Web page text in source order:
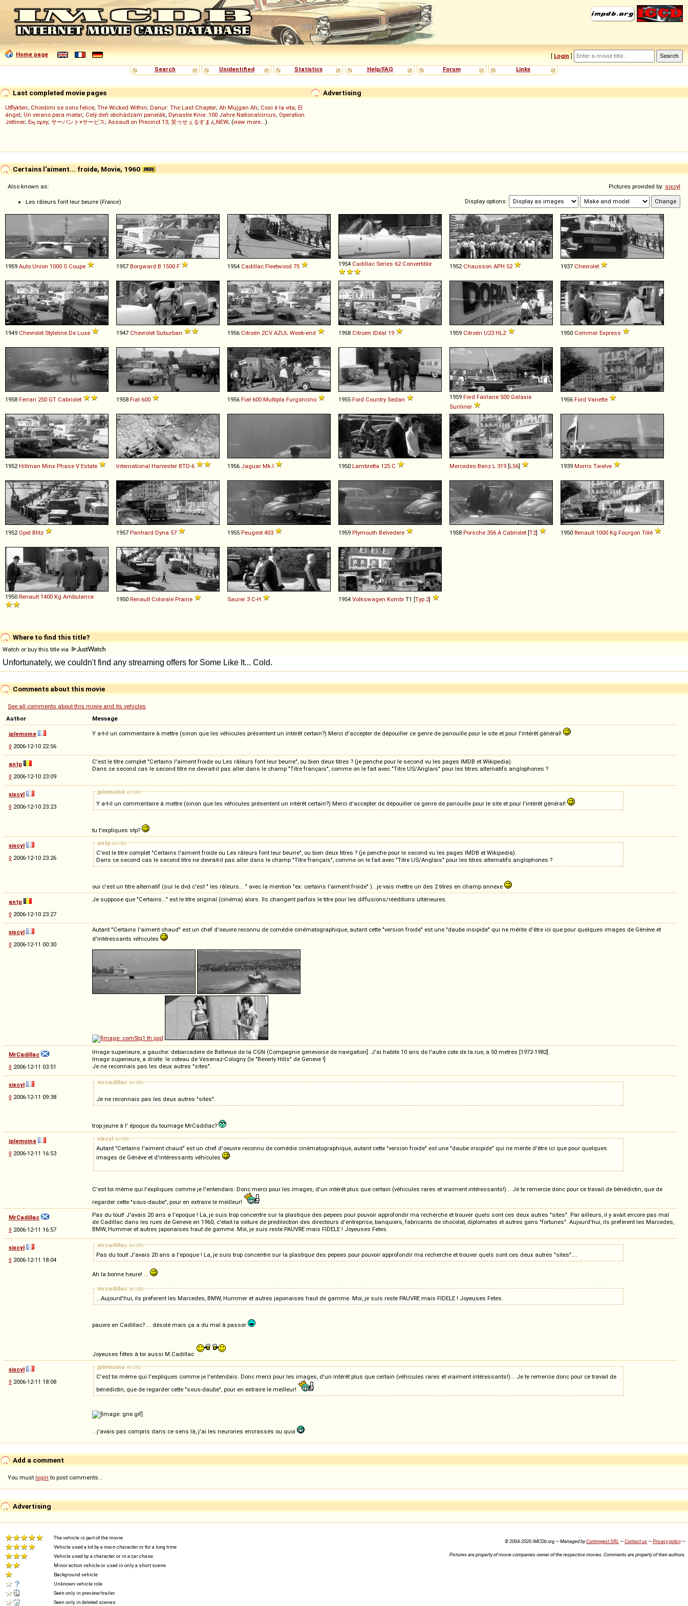
Home page [ Login ]
Search
Unidentified Statistics Help/FAQ Forum Links
Advertising
Last completed movie pages
Utflykten; Chiedimi se sono felice; The Wicked Within; Danur: The Last Chapter; Ah Müjgan Ah; Così è la vita; El
ángel; Un verano para matar; Celý deň obchádzam panelák; Dynastie Knie: 100 Jahre Nationalcircus; Operation
Jetliner; Ең сұлу; サーバント×サービス; Assault on Precinct 13; 笑ゥせぇるすまんNEW; (view more...)
Certains l'aiment... froide, Movie, 1960
Pictures provided by: sixcyl
Display options:
Also known as:
Les râleurs font leur beurre (France)
1959 Auto Union 1000 S Coupe 1957 Borgward B 1500 F 1954 Cadillac Fleetwood 75 1954 Cadillac Series 62 Convertible 1952 Chausson APH 52 1937 Chevrolet
1949 Chevrolet Styleline De Luxe 1947 Chevrolet Suburban 1956 Citroën 2CV AZUL Week-end 1958 Citroën IDéal 19 1959 Citroën U23 HLZ 1950 Commer Express
1958 Ferrari 250 GT Cabriolet 1958 Fiat 600 1956 Fiat 600 Multipla Furgoncino 1955 Ford Country Sedan 1959 Ford Fairlane 500 Galaxie
Sunliner
1956 Ford Vanette
1952 Hillman Minx Phase V Estate International Harvester BTD-6 1956 Jaguar Mk I 1950 Lambretta 125 C Mercedes-Benz L 319 [L56] 1939 Morris Twelve
1952 Opel Blitz 1957 Panhard Dyna 57 1955 Peugeot 403 1959 Plymouth Belvedere 1958 Porsche 356 A Cabriolet [T2] 1950 Renault 1000 Kg Fourgon Tôlé
1950 Renault 1400 Kg Ambulance 1950 Renault Colorale Prairie Saurer 3 C-H 1954 Volkswagen Kombi T1 [Typ 2]
Where to find this title?
Watch or buy this title via
Comments about this movie
See all comments about this movie and its vehicles
Author
Message
jplemoine
◊ 2006-12-10 22:56
Y a-t-il un commentaire à mettre (sinon que les véhicules présentent un intérêt certain?) Merci d'accepter de dépouiller ce genre de panouille pour le site et pour l'intérêt général!
antp
◊ 2006-12-10 23:09
C'est le titre complet "Certains l'aiment froide ou Les râleurs font leur beurre", ou bien deux titres ? (je penche pour le second vu les pages IMDB et Wikipedia).
Dans ce second cas le second titre ne devrait-il pas aller dans le champ "Titre français", comme on le fait avec "Titre US/Anglais" pour les titres alternatifs anglophones ?
sixcyl
◊ 2006-12-10 23:23
jplemoine wrote
Y a-t-il un commentaire à mettre (sinon que les véhicules présentent un intérêt certain?) Merci d'accepter de dépouiller ce genre de panouille pour le site et pour l'intérêt général!
tu t'expliques stp?
sixcyl
◊ 2006-12-10 23:26
antp wrote
C'est le titre complet "Certains l'aiment froide ou Les râleurs font leur beurre", ou bien deux titres ? (je penche pour le second vu les pages IMDB et Wikipedia).
Dans ce second cas le second titre ne devrait-il pas aller dans le champ "Titre français", comme on le fait avec "Titre US/Anglais" pour les titres alternatifs anglophones ?
oui c'est un titre alternatif (sur le dvd c'est " les râleurs... " avec la mention "ex: certains l'aiment froide" )...je vais mettre un des 2 titres en champ annexe
antp
◊ 2006-12-10 23:27
Je suppose que "Certains..." est le titre original (cinéma) alors. Ils changent parfois le titre pour les diffusions/rééditions ultérieures.
sixcyl
◊ 2006-12-11 00:30
Autant "Certains l'aiment chaud" est un chef d'oeuvre reconnu de comédie cinématographique, autant cette "version froide" est une "daube insipide" qui ne mérite d'être ici que pour quelques images de Génève et
d'intéressants véhicules
MrCadillac
◊ 2006-12-11 03:51
Image superieure, a gauche: debarcadere de Bellevue de la CGN (Compagnie genevoise de navigation]. J'ai habite 10 ans de l'autre cote de la rue, a 50 metres [1972-1982].
Image superieure, a droite: le coteau de Vesenaz-Cologny (le "Beverly Hills" de Geneve !]
Je ne reconnais pas les deux autres "sites".
sixcyl
◊ 2006-12-11 09:38
mrcadillac wrote
Je ne reconnais pas les deux autres "sites".
trop jeune à l' époque du tournage MrCadillac?
jplemoine
◊ 2006-12-11 16:53
sixcyl wrote
Autant "Certains l'aiment chaud" est un chef d'oeuvre reconnu de comédie cinématographique, autant cette "version froide" est une "daube insipide" qui ne mérite d'être ici que pour quelques
images de Génève et d'intéressants véhicules
C'est toi même qui l'expliques comme je l'entendais. Donc merci pour les images, d'un intérêt plus que certain (véhicules rares et vraiment intéressants!)... Je te remercie donc pour ce travail de bénédictin, que de
regarder cette "sous-daube", pour en extraire le meilleur!
MrCadillac
◊ 2006-12-11 16:57
Pas du tout! J'avais 20 ans a l'epoque ! La, je suis trop concentre sur la plastique des pepees pour pouvoir approfondir ma recherche et trouver quels sont ces deux autres "sites". Par ailleurs, il y avait encore pas mal
de Cadillac dans les rues de Geneve en 1960; c'etait la voiture de predilection des directeurs d'entreprise, banquiers, fabricants de chocolat, diplomates et autres gens "fortunes". Aujourd'hui, ils preferent les Marcedes,
BMW, Hummer et autres japonaises haut de gamme. Moi, je suis reste PAUVRE mais FIDELE ! Joyeuses Fetes.
sixcyl
◊ 2006-12-11 18:04
mrcadillac wrote
Pas du tout! J'avais 20 ans a l'epoque ! La, je suis trop concentre sur la plastique des pepees pour pouvoir approfondir ma recherche et trouver quels sont ces deux autres "sites"....
Ah la bonne heure! ...
mrcadillac wrote
...Aujourd'hui, ils preferent les Marcedes, BMW, Hummer et autres japonaises haut de gamme. Moi, je suis reste PAUVRE mais FIDELE ! Joyeuses Fetes.
pauvre en Cadillac? ... désolé mais ça a du mal à passer
Joyeuses fêtes à toi aussi M.Cadillac
sixcyl
◊ 2006-12-11 18:08
jplemoine wrote
C'est toi même qui l'expliques comme je l'entendais. Donc merci pour les images, d'un intérêt plus que certain (véhicules rares et vraiment intéressants!)... Je te remercie donc pour ce travail de
bénédictin, que de regarder cette "sous-daube", pour en extraire le meilleur!
...j'avais pas compris dans ce sens là, j'ai les neurones encrassés ou quoi
Add a comment
You must login to post comments...
Advertising
The vehicle is part of the movie
Vehicle used a lot by a main character or for a long time
Vehicle used by a character or in a car chase
Minor action vehicle or used in only a short scene
Background vehicle
Unknown vehicle role
Seen only in preview/trailer
Seen only in deleted scenes
© 2004-2026 IMCDb.org — Managed byControgest SRL —Contact us—Privacy policy—
Pictures are property of movie companies owner of the respective movies. Comments are property of their authors.